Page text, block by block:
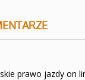
prawo jazdy on